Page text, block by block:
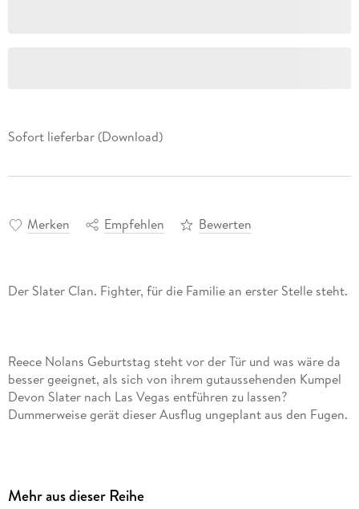
Sofort lieferbar (Download)
Merken Empfehlen Bewerten
Reece Nolans Geburtstag steht vor der Tür und was wäre da
besser geeignet, als sich von ihrem gutaussehenden Kumpel
Devon Slater nach Las Vegas entführen zu lassen?
Zurück in Miami versucht Reece, Devon aus dem Weg zu
gehen und nach dem Motto "What happens in Vegas, stays in
Mehr aus dieser Reihe